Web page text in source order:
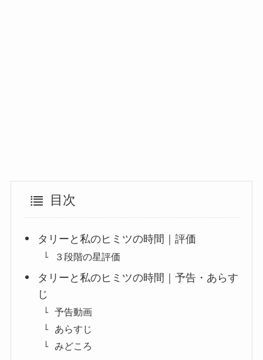
目次
タリーと私のヒミツの時間｜評価
３段階の星評価
タリーと私のヒミツの時間｜予告・あらす
じ
予告動画
あらすじ
みどころ